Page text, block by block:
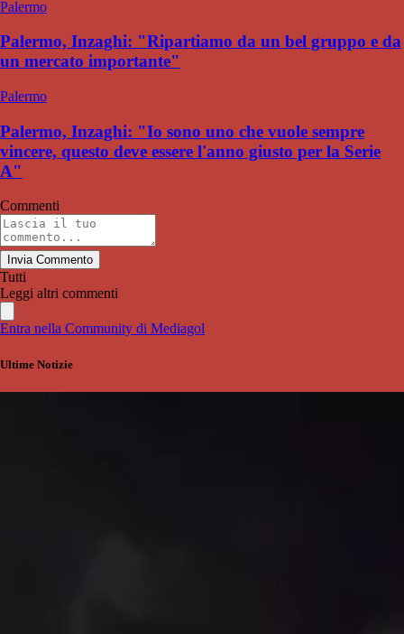
Palermo
Palermo, Inzaghi: "Ripartiamo da un bel gruppo e da
un mercato importante"
Palermo
Palermo, Inzaghi: "Io sono uno che vuole sempre
vincere, questo deve essere l'anno giusto per la Serie
A"
Commenti
Invia Commento
Tutti
Leggi altri commenti
Entra nella Community di Mediagol
Ultime Notizie